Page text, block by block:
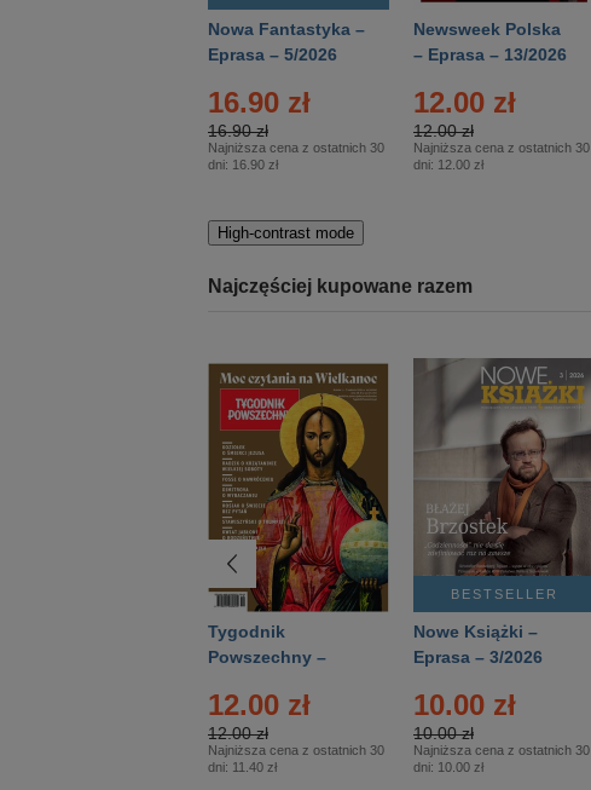
Nowa Fantastyka –
Eprasa – 5/2026
16.90 zł
16.90 zł
Najniższa cena z ostatnich 30
dni: 16.90 zł
Newsweek Polska
– Eprasa – 13/2026
12.00 zł
12.00 zł
Najniższa cena z ostatnich 30
dni: 12.00 zł
High-contrast mode
Najczęściej kupowane razem
Tygodnik
Powszechny –
12.00 zł
12.00 zł
Najniższa cena z ostatnich 30
dni: 11.40 zł
BESTSELLER
Nowe Książki –
Eprasa – 3/2026
10.00 zł
10.00 zł
Najniższa cena z ostatnich 30
dni: 10.00 zł